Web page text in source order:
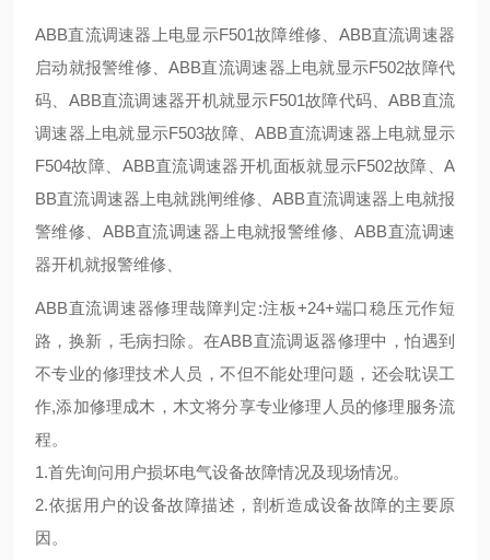
ABB直流调速器上电显示F501故障维修、ABB直流调速器
启动就报警维修、ABB直流调速器上电就显示F502故障代
码、ABB直流调速器开机就显示F501故障代码、ABB直流
调速器上电就显示F503故障、ABB直流调速器上电就显示
F504故障、ABB直流调速器开机面板就显示F502故障、A
BB直流调速器上电就跳闸维修、ABB直流调速器上电就报
警维修、ABB直流调速器上电就报警维修、ABB直流调速
器开机就报警维修、
ABB直流调速器修理哉障判定:注板+24+端口稳压元作短
路，换新，毛病扫除。在ABB直流调返器修理中，怕遇到
不专业的修理技术人员，不但不能处理问题，还会耽误工
作,添加修理成木，木文将分享专业修理人员的修理服务流
程。
1.首先询问用户损坏电气设备故障情况及现场情况。
2.依据用户的设备故障描述，剖析造成设备故障的主要原
因。